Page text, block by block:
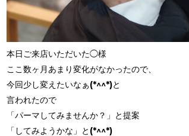
本日ご来店いただいた◯様
ここ数ヶ月あまり変化がなかったので、
今回少し変えたいなぁ(*^^*)と
言われたので
「パーマしてみませんか？」と提案
「してみようかな」と(*^^*)